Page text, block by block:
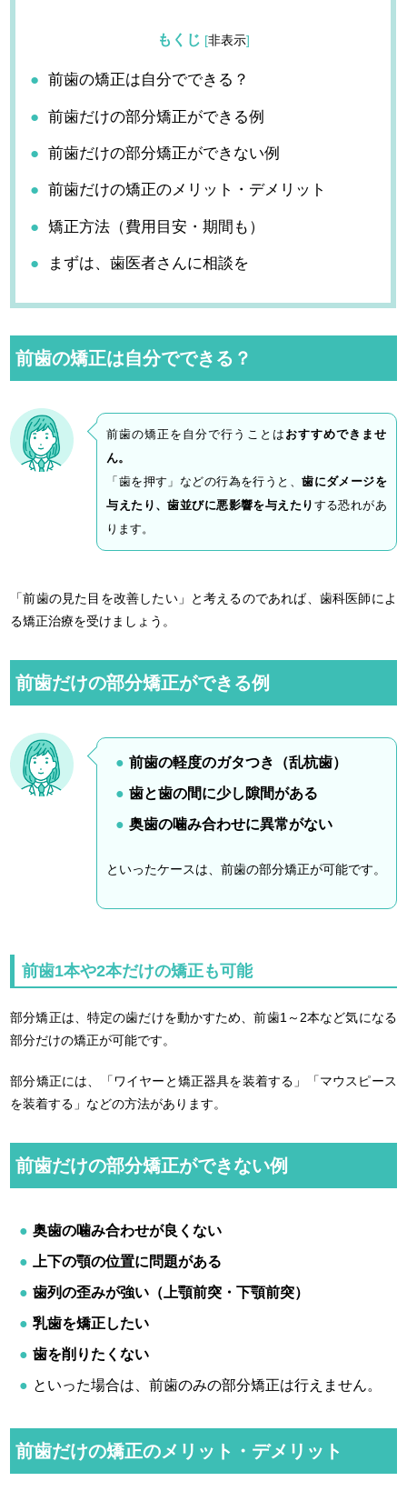
もくじ [非表示]
前歯の矯正は自分でできる？
前歯だけの部分矯正ができる例
前歯だけの部分矯正ができない例
前歯だけの矯正のメリット・デメリット
矯正方法（費用目安・期間も）
まずは、歯医者さんに相談を
前歯の矯正は自分でできる？
前歯の矯正を自分で行うことは おすすめできませ
ん。
「歯を押す」などの行為を行うと、歯にダメージを
与えたり、歯並びに悪影響を与えたり する恐れがあ
ります。
「前歯の見た目を改善したい」と考えるのであれば、歯科医師によ
る矯正治療を受けましょう。
前歯だけの部分矯正ができる例
前歯の軽度のガタつき（乱杭歯）
歯と歯の間に少し隙間がある
奥歯の噛み合わせに異常がない
といったケースは、前歯の部分矯正が可能です。
前歯1本や2本だけの矯正も可能
部分矯正は、特定の歯だけを動かすため、前歯1～2本など気になる
部分だけの矯正が可能です。
部分矯正には、「ワイヤーと矯正器具を装着する」「マウスピース
を装着する」などの方法があります。
前歯だけの部分矯正ができない例
奥歯の噛み合わせが良くない
上下の顎の位置に問題がある
歯列の歪みが強い（上顎前突・下顎前突）
乳歯を矯正したい
歯を削りたくない
といった場合は、前歯のみの部分矯正は行えません。
前歯だけの矯正のメリット・デメリット